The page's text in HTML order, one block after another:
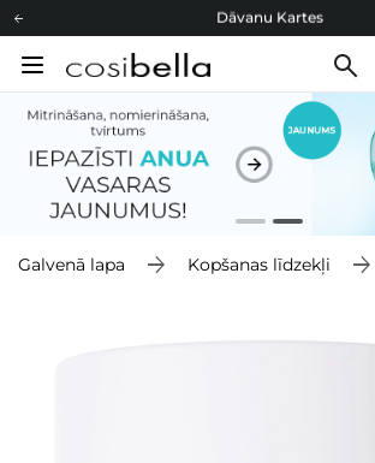
Bezmaskas piegāde no 49,00 €
Dāvanu Kartes
Galvenā lapa Kopšanas līdzekļi